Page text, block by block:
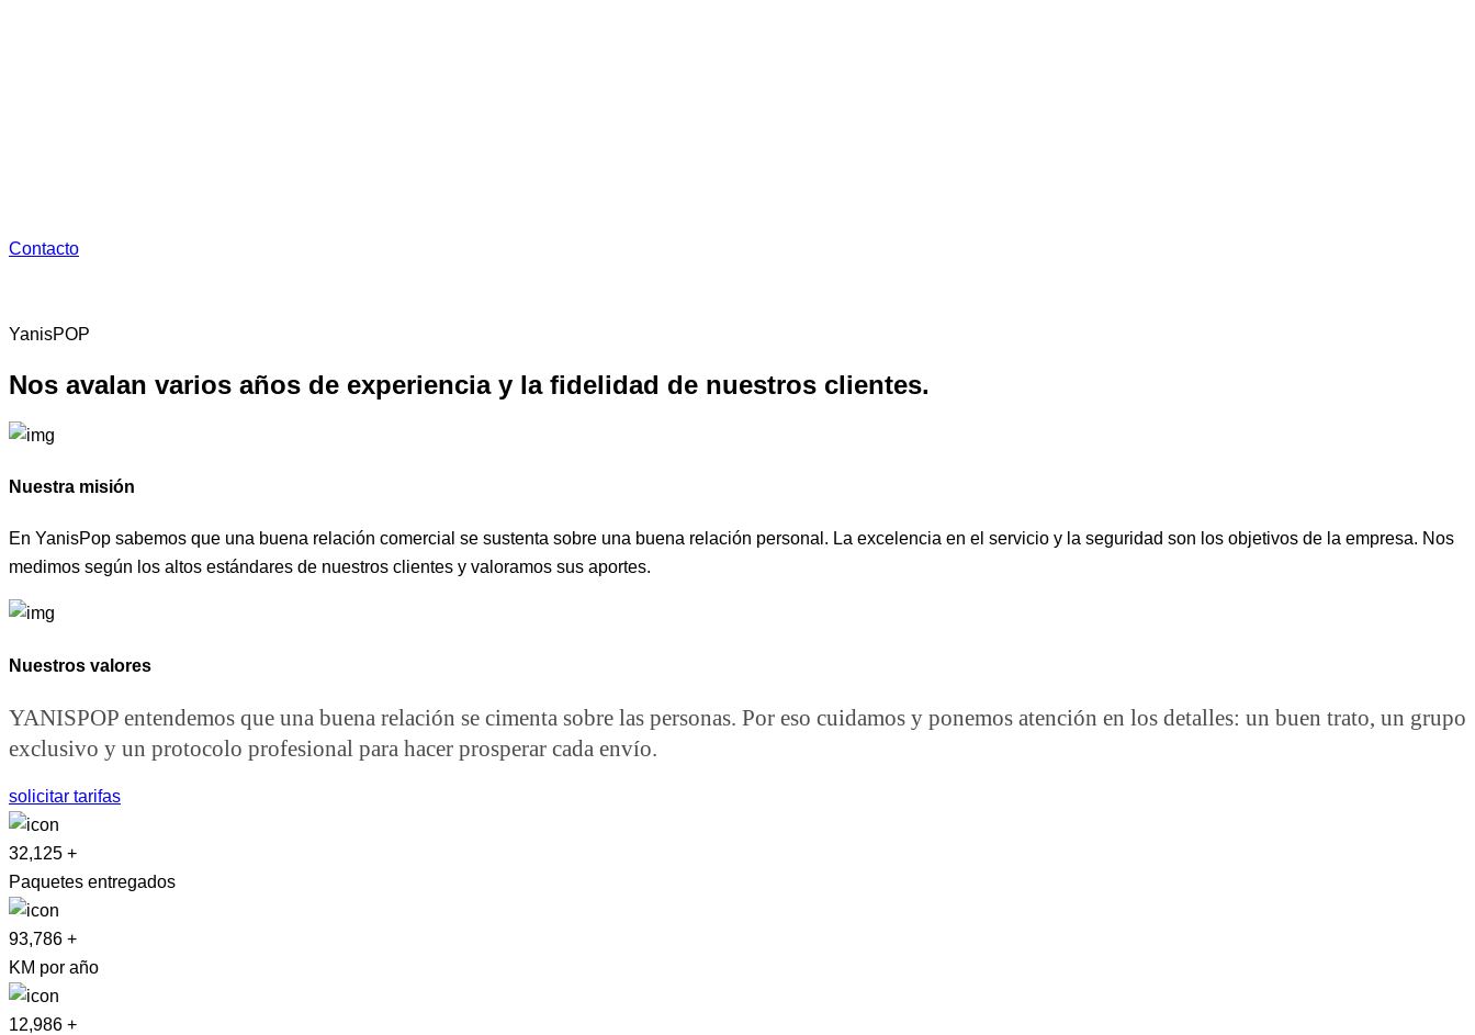
Contacto
YanisPOP
Nos avalan varios años de experiencia y la fidelidad de nuestros clientes.
Nuestra misión
En YanisPop sabemos que una buena relación comercial se sustenta sobre una buena relación personal. La excelencia en el servicio y la seguridad son los objetivos de la empresa. Nos
medimos según los altos estándares de nuestros clientes y valoramos sus aportes.
Nuestros valores
YANISPOP entendemos que una buena relación se cimenta sobre las personas. Por eso cuidamos y ponemos atención en los detalles: un buen trato, un grupo
exclusivo y un protocolo profesional para hacer prosperar cada envío.
solicitar tarifas
32,125 +
Paquetes entregados
93,786 +
KM por año
12,986 +